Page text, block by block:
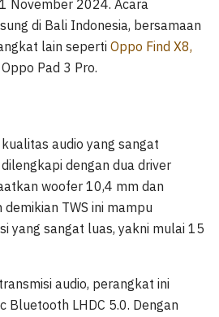
November 2024. Acara
di Bali Indonesia, bersamaan
lain seperti Oppo Find X8,
Pad 3 Pro.
audio yang sangat
dengan dua driver
woofer 10,4 mm dan
TWS ini mampu
yang sangat luas, yakni mulai 15
audio, perangkat ini
Bluetooth LHDC 5.0. Dengan